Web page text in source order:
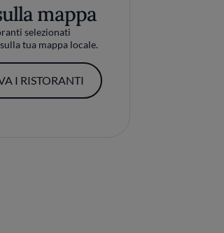
mappa
selezionati
tua mappa locale.
I RISTORANTI